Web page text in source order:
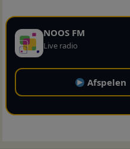
NOOS FM
Live radio
Afspelen